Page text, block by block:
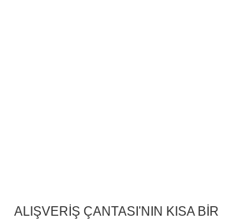
ALIŞVERİŞ ÇANTASI'NIN KISA BİR